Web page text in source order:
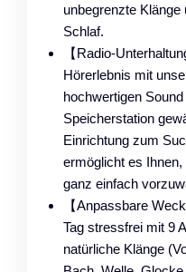
unbegrenzte
Schlaf.
【Radio-
Hörerlebnis mit
hochwertigen
Speicherstation
Einrichtung zum
ermöglicht es
ganz einfach
【Anpassbare
Tag stressfrei mit 9
natürliche Klänge